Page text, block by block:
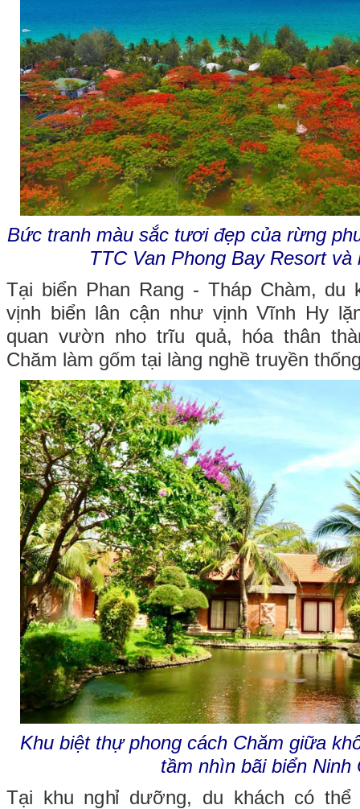
Bức tranh màu sắc tươi đẹp của rừng
TTC Van Phong Bay Resort và
Tại biển Phan Rang - Tháp Chàm, du
vịnh biển lân cận như vịnh Vĩnh Hy
quan vườn nho trĩu quả, hóa thân
Chăm làm gốm tại làng nghề truyền
Khu biệt thự phong cách Chăm giữa
tầm nhìn bãi biển Ninh
Tại khu nghỉ dưỡng, du khách có